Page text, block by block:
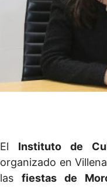
El Instituto de
organizado en
lasfiestas de